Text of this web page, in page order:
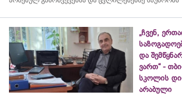
„ჩვენ,
და
ვართ“ -
სკოლის
არაბული